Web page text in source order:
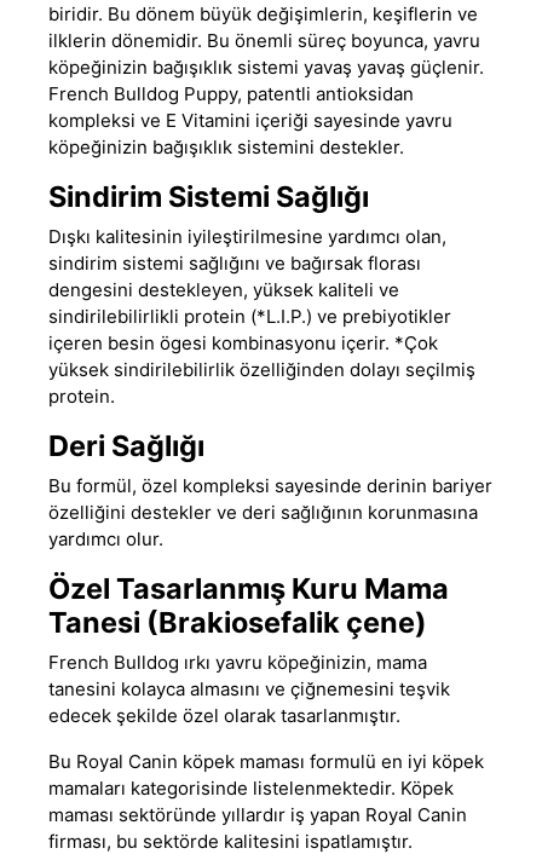
biridir. Bu dönem büyük değişimlerin, keşiflerin ve
ilklerin dönemidir. Bu önemli süreç boyunca, yavru
köpeğinizin bağışıklık sistemi yavaş yavaş güçlenir.
French Bulldog Puppy, patentli antioksidan
kompleksi ve E Vitamini içeriği sayesinde yavru
köpeğinizin bağışıklık sistemini destekler.
Sindirim Sistemi Sağlığı
Dışkı kalitesinin iyileştirilmesine yardımcı olan,
sindirim sistemi sağlığını ve bağırsak florası
dengesini destekleyen, yüksek kaliteli ve
sindirilebilirlikli protein (*L.I.P.) ve prebiyotikler
içeren besin ögesi kombinasyonu içerir. *Çok
yüksek sindirilebilirlik özelliğinden dolayı seçilmiş
protein.
Deri Sağlığı
Bu formül, özel kompleksi sayesinde derinin bariyer
özelliğini destekler ve deri sağlığının korunmasına
yardımcı olur.
Özel Tasarlanmış Kuru Mama
Tanesi (Brakiosefalik çene)
French Bulldog ırkı yavru köpeğinizin, mama
tanesini kolayca almasını ve çiğnemesini teşvik
edecek şekilde özel olarak tasarlanmıştır.
Bu Royal Canin köpek maması formulü en iyi köpek
mamaları kategorisinde listelenmektedir. Köpek
maması sektöründe yıllardır iş yapan Royal Canin
firması, bu sektörde kalitesini ispatlamıştır.